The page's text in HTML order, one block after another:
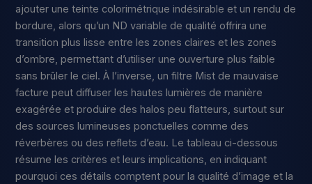
ajouter une teinte colorimétrique indésirable et un rendu de
bordure, alors qu’un ND variable de qualité offrira une
transition plus lisse entre les zones claires et les zones
d’ombre, permettant d’utiliser une ouverture plus faible
sans brûler le ciel. À l’inverse, un filtre Mist de mauvaise
facture peut diffuser les hautes lumières de manière
exagérée et produire des halos peu flatteurs, surtout sur
des sources lumineuses ponctuelles comme des
réverbères ou des reflets d’eau. Le tableau ci-dessous
résume les critères et leurs implications, en indiquant
pourquoi ces détails comptent pour la qualité d’image et la